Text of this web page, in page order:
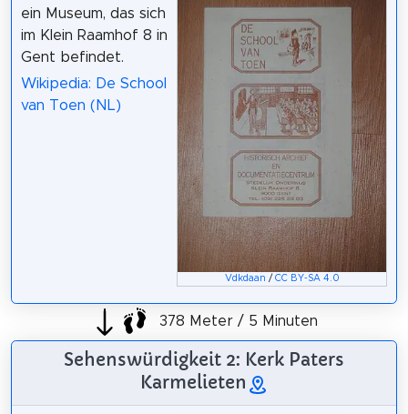
Vdkdaan / CC BY-SA 4.0
ein Museum, das sich
im Klein Raamhof 8 in
Gent befindet.
Wikipedia: De School
van Toen (NL)
378 Meter / 5 Minuten
Sehenswürdigkeit 2: Kerk Paters
Karmelieten